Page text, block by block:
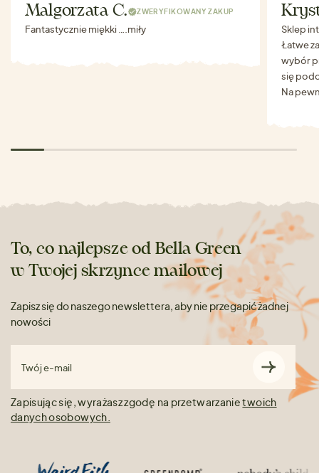
Malgorzata C. ZWERYFIKOWANY ZAKUP
Fantastycznie miękki ….miły
Sklep
Łatwe
wybór
się
Na
To, co najlepsze od Bella Green
w Twojej skrzynce mailowej
Zapisz się do naszego newslettera, aby nie przegapić żadnej
nowości
Twój e-mail
Zapisując się, wyrażasz zgodę na przetwarzanietwoich
danych osobowych.